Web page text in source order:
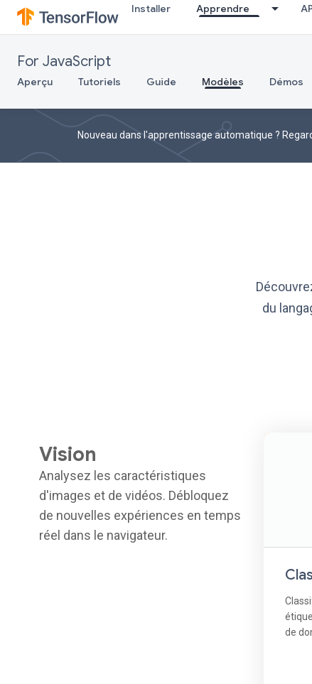
Installer Apprendre
For JavaScript
Aperçu Tutoriels Guide Modèles Démos
Nouveau dans l'apprentissage automatique ?
du
Vision
Analysez les caractéristiques
d'images et de vidéos. Débloquez
de nouvelles expériences en temps
réel dans le navigateur.
de